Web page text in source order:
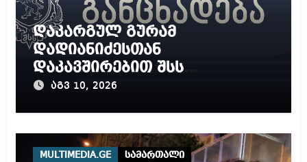
დაკარგულ გურამ
დადიანიძესთან
დაკავშირებით შსს
განცხადებას ავრცელებს
აგვ 10, 2026
MULTIMEDIA.GE სამართალი